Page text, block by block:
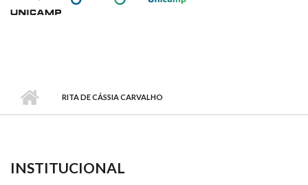
RITA DE CÁSSIA CARVALHO
INSTITUCIONAL